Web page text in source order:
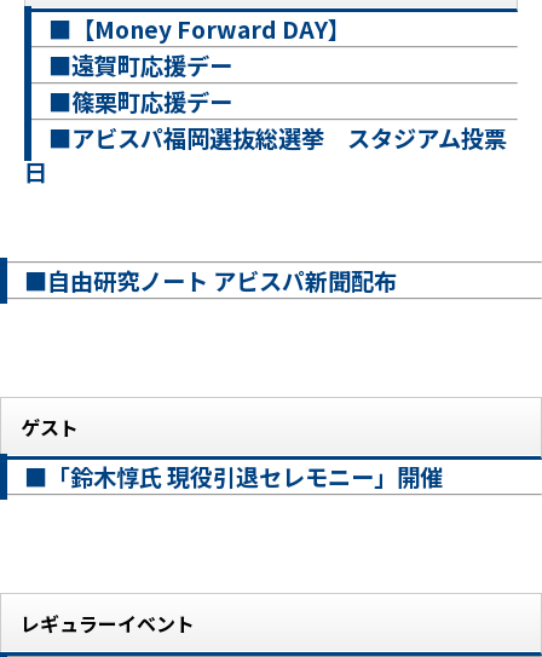
■【Money Forward DAY】
■遠賀町応援デー
■篠栗町応援デー
■アビスパ福岡選抜総選挙 スタジアム投票
日
■自由研究ノート アビスパ新聞配布
ゲスト
■「鈴木惇氏 現役引退セレモニー」開催
レギュラーイベント